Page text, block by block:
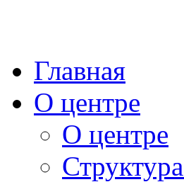
Главная
О центре
О центре